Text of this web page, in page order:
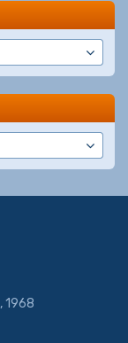
, 1968